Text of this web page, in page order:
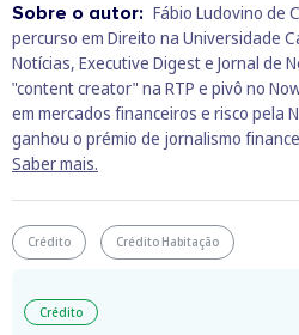
Sobre o autor: Fábio Ludovino de
percurso em Direito na Universidade
Notícias, Executive Digest e Jornal de
"content creator" na RTP e pivô no
em mercados financeiros e risco pela
ganhou o prémio de jornalismo
Saber mais.
Crédito Crédito Habitação
Crédito